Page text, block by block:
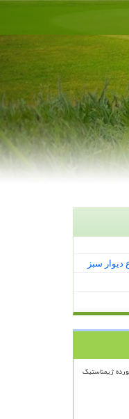
سبز
ژیمناستیک